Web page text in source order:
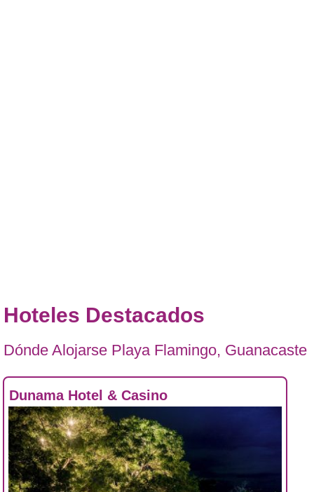
Hoteles Destacados
Dónde Alojarse Playa Flamingo, Guanacaste
Dunama Hotel & Casino